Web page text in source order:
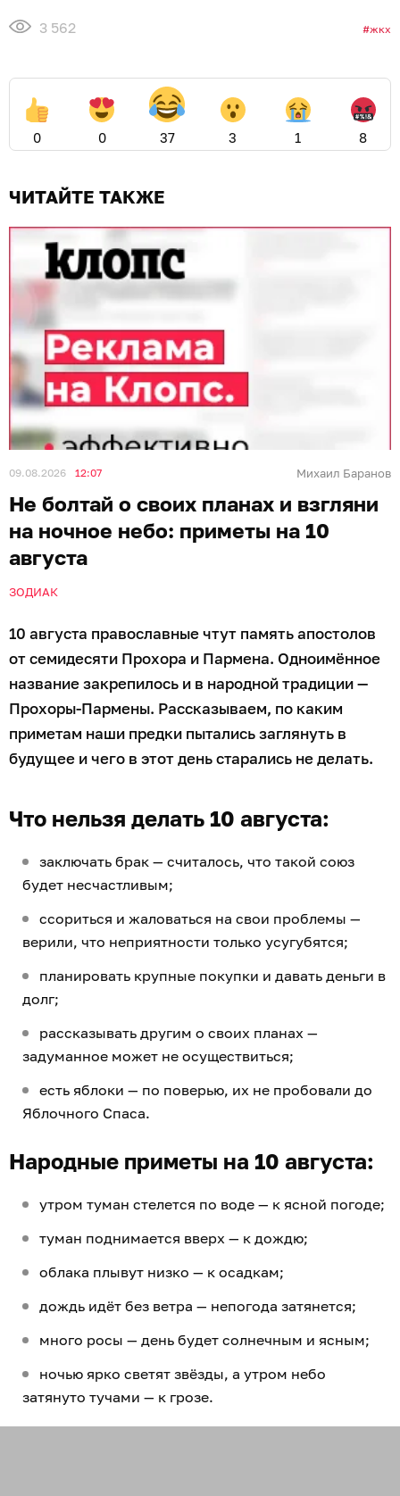
3 562 жкх
0 0 37 3 1 8
ЧИТАЙТЕ ТАКЖЕ
09.08.2026 12:07 Михаил Баранов
Не болтай о своих планах и взгляни
на ночное небо: приметы на 10
августа
ЗОДИАК
10 августа православные чтут память апостолов
от семидесяти Прохора и Пармена. Одноимённое
название закрепилось и в народной традиции —
Прохоры-Пармены. Рассказываем, по каким
приметам наши предки пытались заглянуть в
будущее и чего в этот день старались не делать.
Что нельзя делать 10 августа:
заключать брак — считалось, что такой союз
будет несчастливым;
ссориться и жаловаться на свои проблемы —
верили, что неприятности только усугубятся;
планировать крупные покупки и давать деньги в
долг;
рассказывать другим о своих планах —
задуманное может не осуществиться;
есть яблоки — по поверью, их не пробовали до
Яблочного Спаса.
Народные приметы на 10 августа:
утром туман стелется по воде — к ясной погоде;
туман поднимается вверх — к дождю;
облака плывут низко — к осадкам;
дождь идёт без ветра — непогода затянется;
много росы — день будет солнечным и ясным;
ночью ярко светят звёзды, а утром небо
затянуто тучами — к грозе.